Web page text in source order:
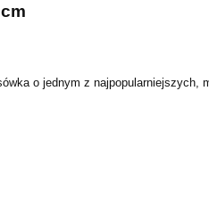
o jednym z najpopularniejszych,